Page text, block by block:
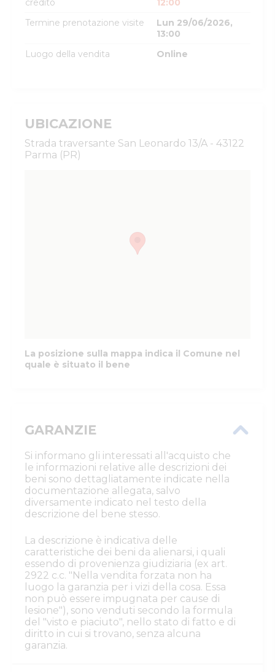
credito
12:00
Termine prenotazione visite
Lun 29/06/2026,
13:00
Luogo della vendita
Online
UBICAZIONE
Strada traversante San Leonardo 13/A - 43122
Parma (PR)
La posizione sulla mappa indica il Comune nel
quale è situato il bene
GARANZIE
Si informano gli interessati all'acquisto che
le informazioni relative alle descrizioni dei
beni sono dettagliatamente indicate nella
documentazione allegata, salvo
diversamente indicato nel testo della
descrizione del bene stesso.
La descrizione è indicativa delle
caratteristiche dei beni da alienarsi, i quali
essendo di provenienza giudiziaria (ex art.
2922 c.c. "Nella vendita forzata non ha
luogo la garanzia per i vizi della cosa. Essa
non può essere impugnata per cause di
lesione"), sono venduti secondo la formula
del "visto e piaciuto", nello stato di fatto e di
diritto in cui si trovano, senza alcuna
garanzia.